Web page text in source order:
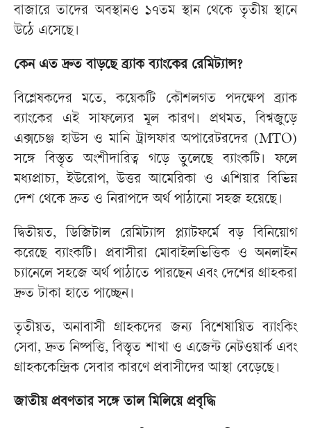
বাজারে তাদের অবস্থানও ১৭তম স্থান থেকে তৃতীয় স্থানে
উঠে এসেছে।
কেন এত দ্রুত বাড়ছে ব্র্যাক ব্যাংকের রেমিট্যান্স?
বিশ্লেষকদের মতে, কয়েকটি কৌশলগত পদক্ষেপ ব্র্যাক
ব্যাংকের এই সাফল্যের মূল কারণ। প্রথমত, বিশ্বজুড়ে
এক্সচেঞ্জ হাউস ও মানি ট্রান্সফার অপারেটরদের (MTO)
সঙ্গে বিস্তৃত অংশীদারিত্ব গড়ে তুলেছে ব্যাংকটি। ফলে
মধ্যপ্রাচ্য, ইউরোপ, উত্তর আমেরিকা ও এশিয়ার বিভিন্ন
দেশ থেকে দ্রুত ও নিরাপদে অর্থ পাঠানো সহজ হয়েছে।
দ্বিতীয়ত, ডিজিটাল রেমিট্যান্স প্ল্যাটফর্মে বড় বিনিয়োগ
করেছে ব্যাংকটি। প্রবাসীরা মোবাইলভিত্তিক ও অনলাইন
চ্যানেলে সহজে অর্থ পাঠাতে পারছেন এবং দেশের গ্রাহকরা
দ্রুত টাকা হাতে পাচ্ছেন।
তৃতীয়ত, অনাবাসী গ্রাহকদের জন্য বিশেষায়িত ব্যাংকিং
সেবা, দ্রুত নিষ্পত্তি, বিস্তৃত শাখা ও এজেন্ট নেটওয়ার্ক এবং
গ্রাহককেন্দ্রিক সেবার কারণে প্রবাসীদের আস্থা বেড়েছে।
জাতীয় প্রবণতার সঙ্গে তাল মিলিয়ে প্রবৃদ্ধি